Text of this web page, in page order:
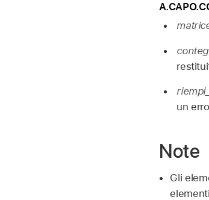
un
Note
Gli
elementi